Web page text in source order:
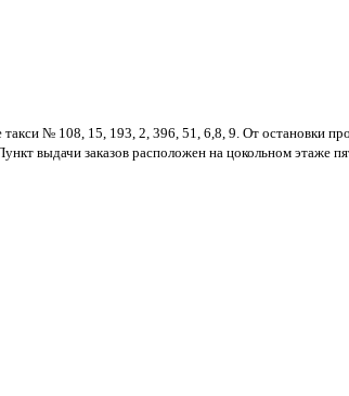
№ 108, 15, 193, 2, 396, 51, 6,8, 9. От остановки
выдачи заказов расположен на цокольном этаже